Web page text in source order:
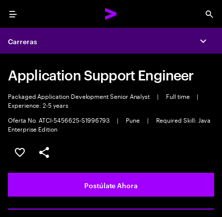
Menu
Carreras
Application Support Engineer
Packaged Application Development Senior Analyst | Full time
|
Experience: 2-5 years
Oferta No. ATCI-5456625-S1996793
| Pune |
Required Skill: Java
Enterprise Edition
Guardar este empleo
Compartir este empleo
Postúlate Ahora